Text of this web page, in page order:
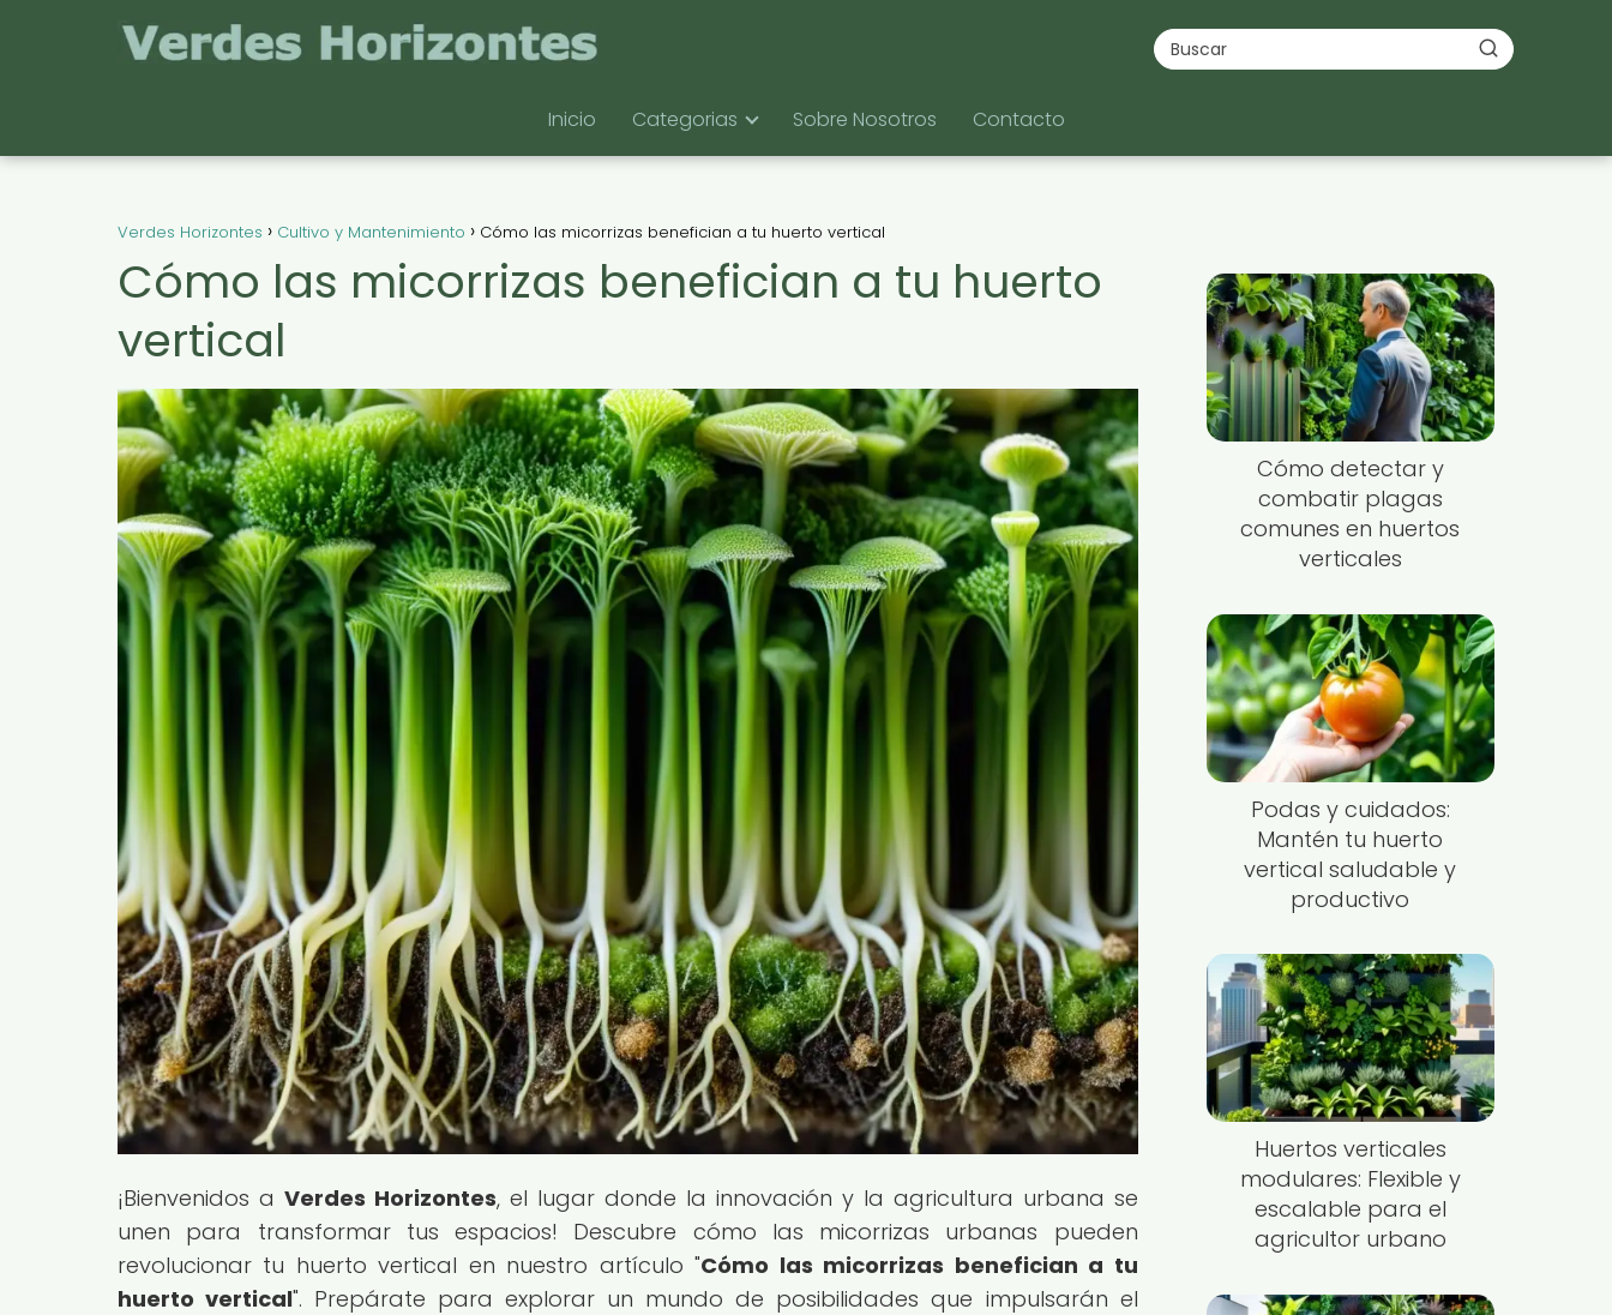
Inicio Categorias Sobre Nosotros Contacto
Verdes Horizontes Cultivo y Mantenimiento Cómo las micorrizas benefician a tu huerto vertical
Cómo las micorrizas benefician a tu huerto
vertical
¡Bienvenidos a Verdes Horizontes, el lugar donde la innovación y la agricultura urbana se
unen para transformar tus espacios! Descubre cómo las micorrizas urbanas pueden
revolucionar tu huerto vertical en nuestro artículo "Cómo las micorrizas benefician a tu
huerto vertical". Prepárate para explorar un mundo de posibilidades que impulsarán el
Cómo detectar y
combatir plagas
comunes en huertos
verticales
Podas y cuidados:
Mantén tu huerto
vertical saludable y
productivo
Huertos verticales
modulares: Flexible y
escalable para el
agricultor urbano